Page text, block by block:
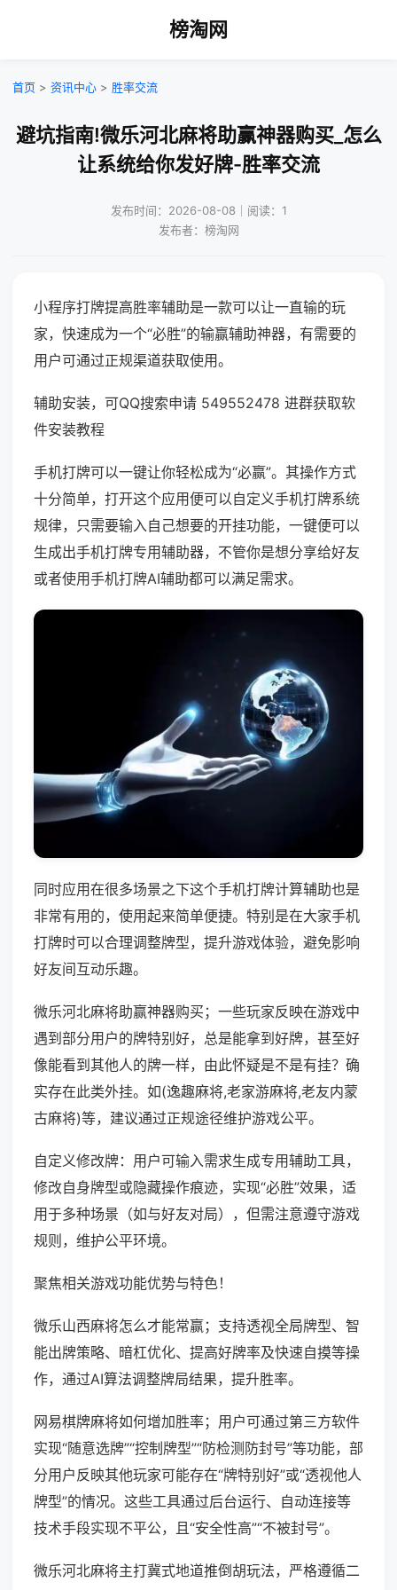
榜淘网
首页 > 资讯中心 > 胜率交流
避坑指南!微乐河北麻将助赢神器购买_怎么
让系统给你发好牌-胜率交流
发布时间：2026-08-08｜阅读：1
发布者：榜淘网
小程序打牌提高胜率辅助是一款可以让一直输的玩
家，快速成为一个“必胜”的输赢辅助神器，有需要的
用户可通过正规渠道获取使用。
辅助安装，可QQ搜索申请 549552478 进群获取软
件安装教程
手机打牌可以一键让你轻松成为“必赢”。其操作方式
十分简单，打开这个应用便可以自定义手机打牌系统
规律，只需要输入自己想要的开挂功能，一键便可以
生成出手机打牌专用辅助器，不管你是想分享给好友
或者使用手机打牌AI辅助都可以满足需求。
同时应用在很多场景之下这个手机打牌计算辅助也是
非常有用的，使用起来简单便捷。特别是在大家手机
打牌时可以合理调整牌型，提升游戏体验，避免影响
好友间互动乐趣。
微乐河北麻将助赢神器购买；一些玩家反映在游戏中
遇到部分用户的牌特别好，总是能拿到好牌，甚至好
像能看到其他人的牌一样，由此怀疑是不是有挂？确
实存在此类外挂。如(逸趣麻将,老家游麻将,老友内蒙
古麻将)等，建议通过正规途径维护游戏公平。
自定义修改牌：用户可输入需求生成专用辅助工具，
修改自身牌型或隐藏操作痕迹，实现“必胜”效果，适
用于多种场景（如与好友对局），但需注意遵守游戏
规则，维护公平环境。
聚焦相关游戏功能优势与特色！
微乐山西麻将怎么才能常赢；支持透视全局牌型、智
能出牌策略、暗杠优化、提高好牌率及快速自摸等操
作，通过AI算法调整牌局结果，提升胜率。
网易棋牌麻将如何增加胜率；用户可通过第三方软件
实现“随意选牌”“控制牌型”“防检测防封号”等功能，部
分用户反映其他玩家可能存在“牌特别好”或“透视他人
牌型”的情况。这些工具通过后台运行、自动连接等
技术手段实现不平公，且“安全性高”“不被封号”。
微乐河北麻将主打冀式地道推倒胡玩法，严格遵循二